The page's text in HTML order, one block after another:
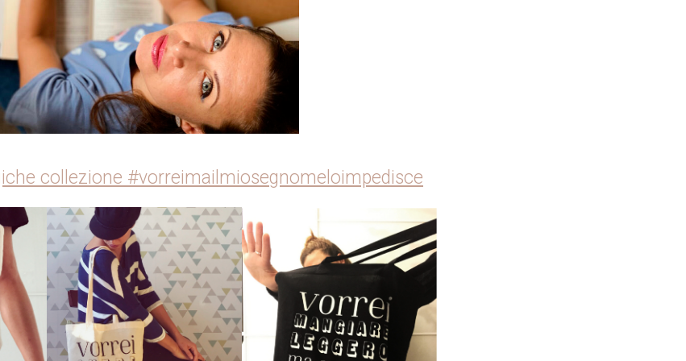
collezione #vorreimailmiosegnomeloimpedisce